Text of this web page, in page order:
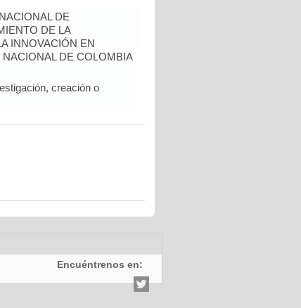
DE
DE LA
INNOVACIÓN EN
DE COLOMBIA
creación o
Encuéntrenos en: